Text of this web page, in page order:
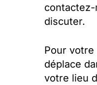
discuter.
Pour
déplace
votre lieu